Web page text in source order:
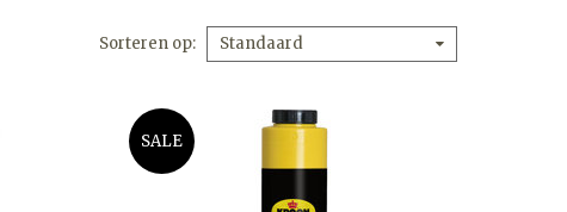
Sorteren op Standaard
SALE